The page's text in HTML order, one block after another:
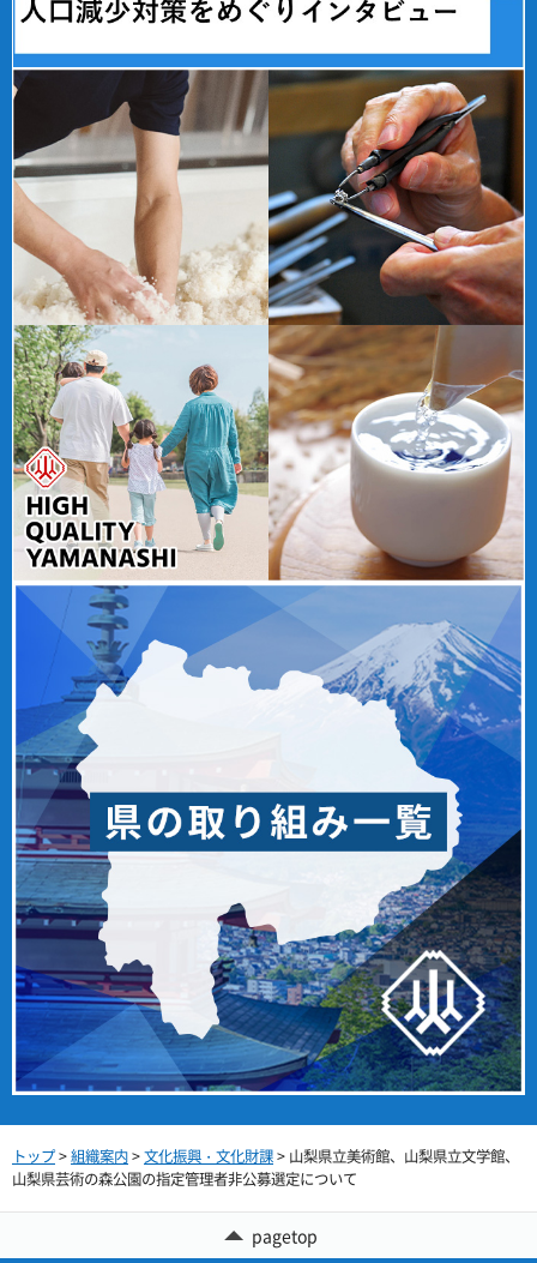
トップ>組織案内>文化振興・文化財課> 山梨県立美術館、山梨県立文学館、
山梨県芸術の森公園の指定管理者非公募選定について
pagetop